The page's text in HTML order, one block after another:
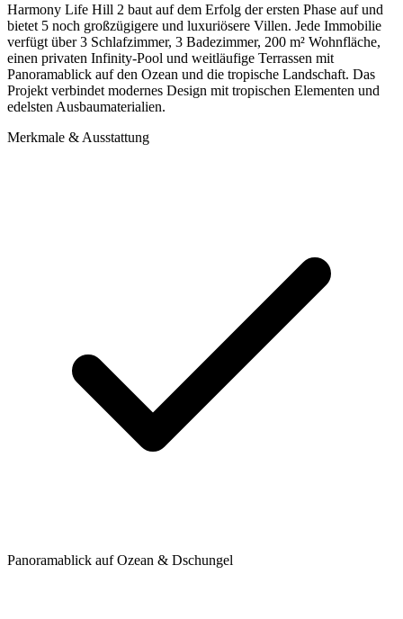
Harmony Life Hill 2 baut auf dem Erfolg der ersten Phase auf und
bietet 5 noch großzügigere und luxuriösere Villen. Jede Immobilie
verfügt über 3 Schlafzimmer, 3 Badezimmer, 200 m² Wohnfläche,
einen privaten Infinity-Pool und weitläufige Terrassen mit
Panoramablick auf den Ozean und die tropische Landschaft. Das
Projekt verbindet modernes Design mit tropischen Elementen und
edelsten Ausbaumaterialien.
Merkmale & Ausstattung
Panoramablick auf Ozean & Dschungel